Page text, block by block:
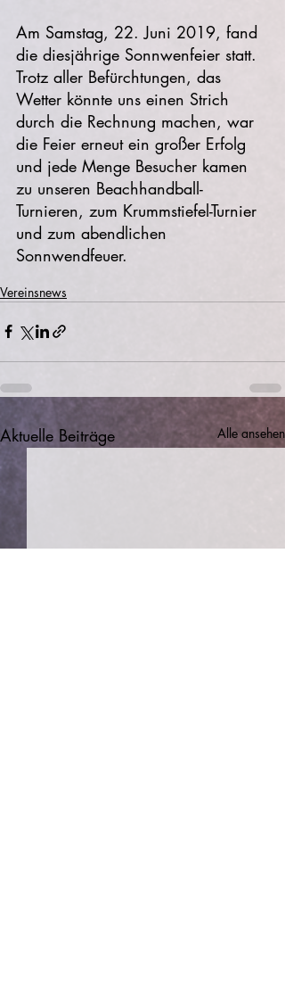
Am Samstag, 22. Juni 2019, fand
die diesjährige Sonnwenfeier statt.
Trotz aller Befürchtungen, das
Wetter könnte uns einen Strich
durch die Rechnung machen, war
die Feier erneut ein großer Erfolg
und jede Menge Besucher kamen
zu unseren Beachhandball-
Turnieren, zum Krummstiefel-Turnier
und zum abendlichen
Sonnwendfeuer.
Vereinsnews
Aktuelle Beiträge Alle ansehen